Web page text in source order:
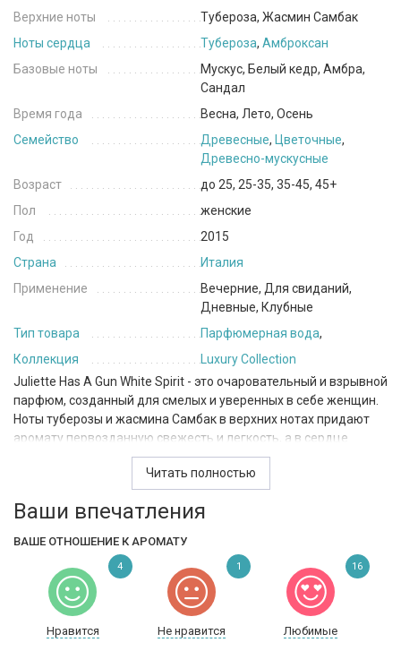
Верхние ноты
Тубероза, Жасмин Самбак
Ноты сердца
Тубероза, Амброксан
Базовые ноты
Мускус, Белый кедр, Амбра,
Сандал
Время года
Весна, Лето, Осень
Семейство
Древесные, Цветочные,
Древесно-мускусные
Возраст
до 25, 25-35, 35-45, 45+
Пол
женские
Год
2015
Страна
Италия
Применение
Вечерние, Для свиданий,
Дневные, Клубные
Тип товара
Парфюмерная вода,
Коллекция
Luxury Collection
Juliette Has A Gun White Spirit - это очаровательный и взрывной
парфюм, созданный для смелых и уверенных в себе женщин.
Ноты туберозы и жасмина Самбак в верхних нотах придают
аромату первозданную свежесть и легкость, а в сердце
парфюма вас ждет таинственная амброксан и еще больше
туберозы. Базовые ноты из амбры, белого кедра, мускуса и
сандала завершают композицию, придавая ей тонкий,
элегантный и аристократический оттенок.
Juliette Has A Gun White Spirit идеально подходит для
использования в теплое время года, так как у него легкая и
свежая композиция. Этот парфюм относится к семейству
цветочных, древесно-мускусных и древесных ароматов, что
случаев. Он подойдет как для использования в повседневной
Читать полностью
Ваши впечатления
ВАШЕ ОТНОШЕНИЕ К АРОМАТУ
Нравится Не нравится Любимые
4 1 16